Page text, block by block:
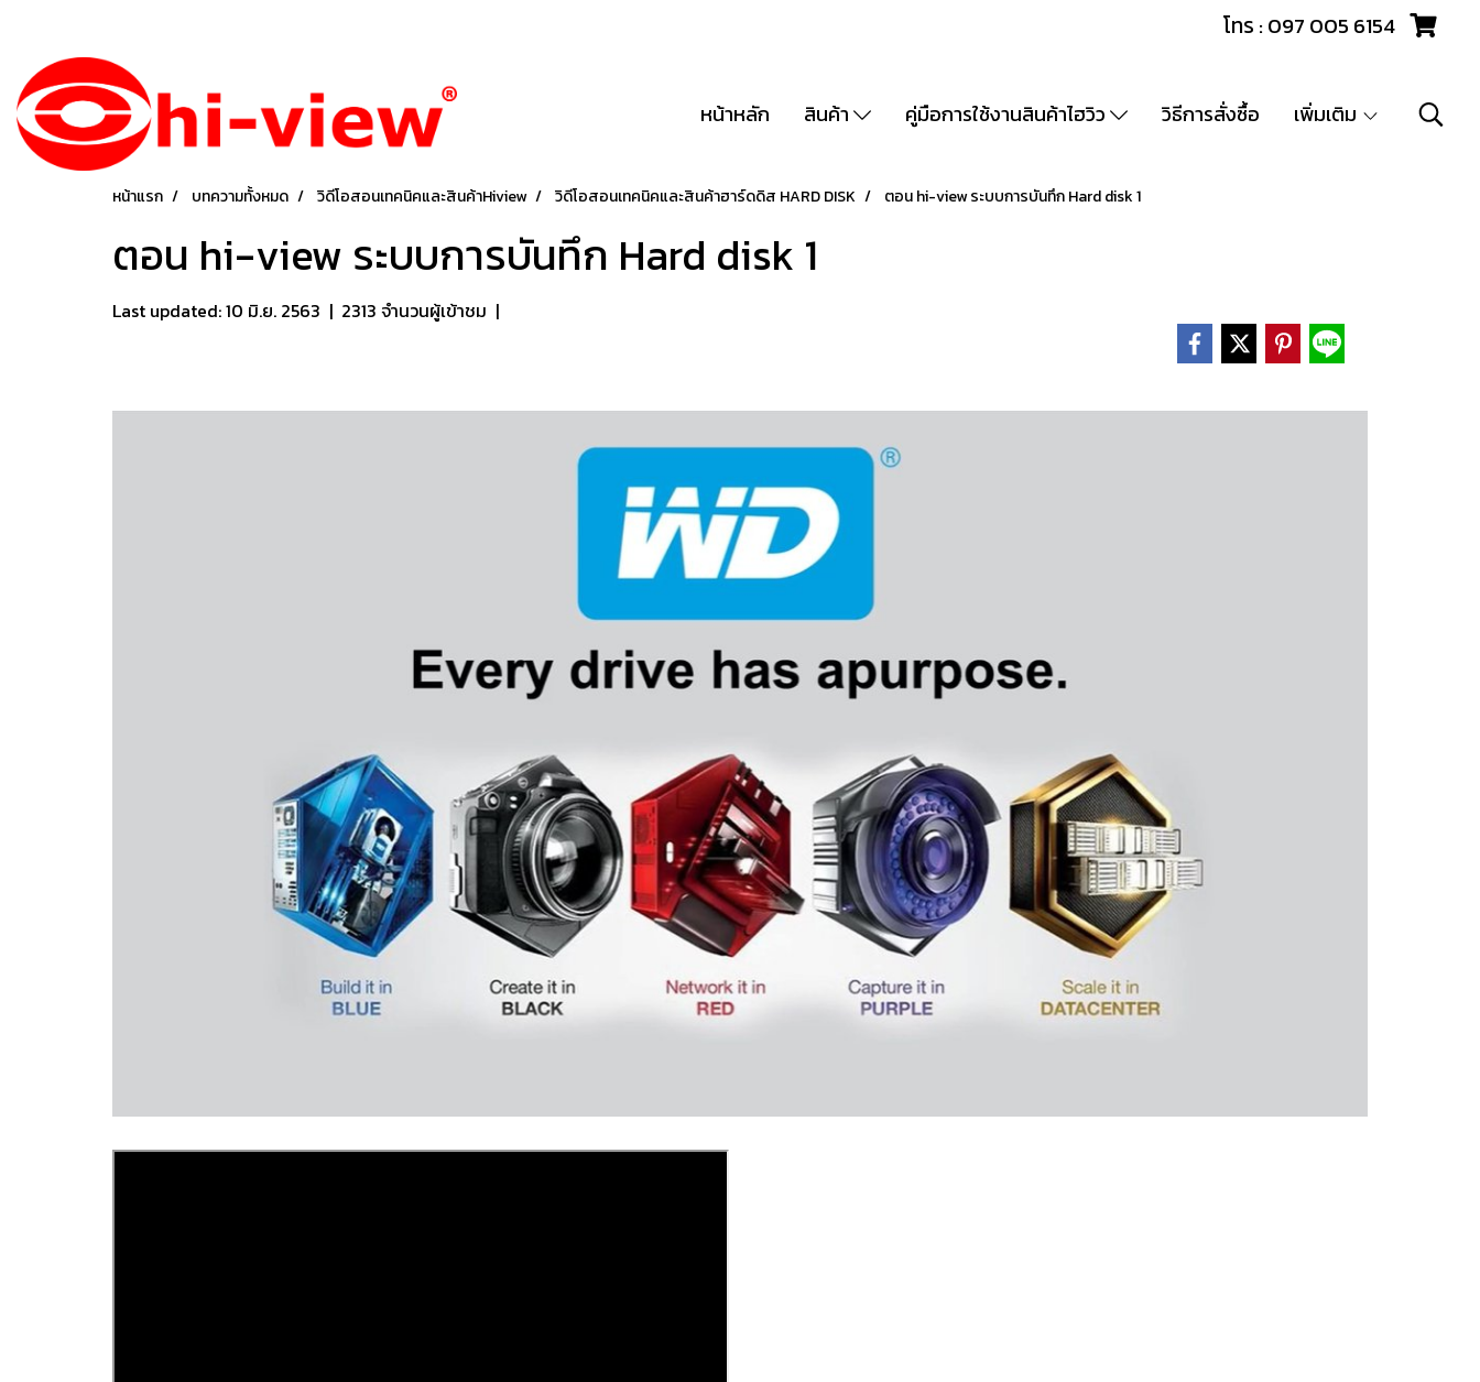
โทร : 097 005 6154
หน้าหลัก สินค้า คู่มือการใช้งานสินค้าไฮวิว วิธีการสั่งซื้อ เพิ่มเติม
หน้าแรก บทความทั้งหมด วิดีโอสอนเทคนิคและสินค้าHiview วิดีโอสอนเทคนิคและสินค้าฮาร์ดดิส HARD DISK ตอน hi-view ระบบการบันทึก Hard disk 1
ตอน hi-view ระบบการบันทึก Hard disk 1
Last updated: 10 มิ.ย. 2563 | 2313 จำนวนผู้เข้าชม |